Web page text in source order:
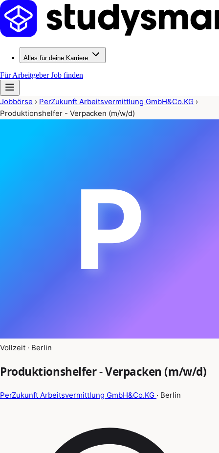
Alles für deine Karriere
Für ArbeitgeberJob finden
Jobbörse › PerZukunft Arbeitsvermittlung GmbH&Co.KG ›
Produktionshelfer - Verpacken (m/w/d)
P
Vollzeit · Berlin
Produktionshelfer - Verpacken (m/w/d)
PerZukunft Arbeitsvermittlung GmbH&Co.KG · Berlin